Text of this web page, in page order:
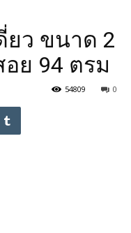
ยว ขนาด 2
ย 94 ตรม
0
54809